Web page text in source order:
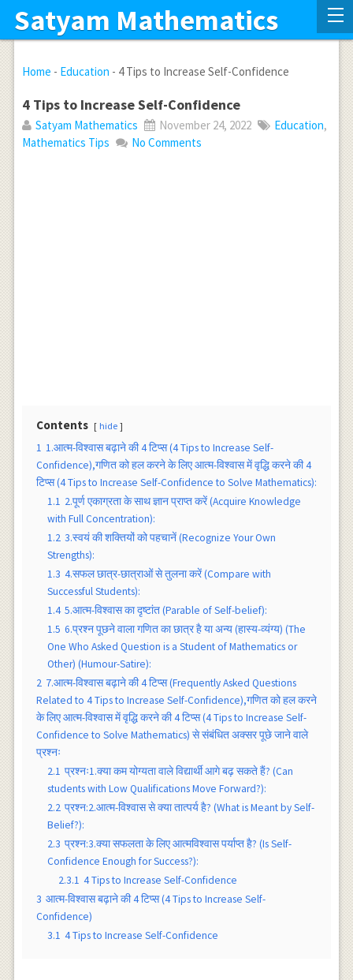
Satyam Mathematics
Home - Education - 4 Tips to Increase Self-Confidence
4 Tips to Increase Self-Confidence
Satyam Mathematics November 24, 2022 Education,
Mathematics Tips
No Comments
Contents hide
1 1.आत्म-विश्वास बढ़ाने की 4 टिप्स (4 Tips to Increase Self-
Confidence),गणित को हल करने के लिए आत्म-विश्वास में वृद्धि करने की 4
टिप्स (4 Tips to Increase Self-Confidence to Solve Mathematics):
1.1 2.पूर्ण एकाग्रता के साथ ज्ञान प्राप्त करें (Acquire Knowledge
with Full Concentration):
1.2 3.स्वयं की शक्तियों को पहचानें (Recognize Your Own
Strengths):
1.3 4.सफल छात्र-छात्राओं से तुलना करें (Compare with
Successful Students):
1.4 5.आत्म-विश्वास का दृष्टांत (Parable of Self-belief):
1.5 6.प्रश्न पूछने वाला गणित का छात्र है या अन्य (हास्य-व्यंग्य) (The
One Who Asked Question is a Student of Mathematics or
Other) (Humour-Satire):
2 7.आत्म-विश्वास बढ़ाने की 4 टिप्स (Frequently Asked Questions
Related to 4 Tips to Increase Self-Confidence),गणित को हल करने
के लिए आत्म-विश्वास में वृद्धि करने की 4 टिप्स (4 Tips to Increase Self-
Confidence to Solve Mathematics) से संबंधित अक्सर पूछे जाने वाले
प्रश्नः
2.1 प्रश्नः1.क्या कम योग्यता वाले विद्यार्थी आगे बढ़ सकते हैं? (Can
students with Low Qualifications Move Forward?):
2.2 प्रश्न:2.आत्म-विश्वास से क्या तात्पर्य है? (What is Meant by Self-
Belief?):
2.3 प्रश्न:3.क्या सफलता के लिए आत्मविश्वास पर्याप्त है? (Is Self-
Confidence Enough for Success?):
2.3.1 4 Tips to Increase Self-Confidence
3 आत्म-विश्वास बढ़ाने की 4 टिप्स (4 Tips to Increase Self-
Confidence)
3.1 4 Tips to Increase Self-Confidence